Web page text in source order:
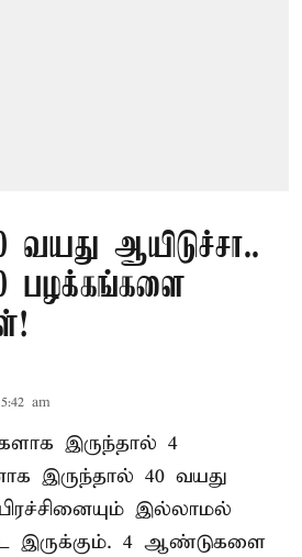
வயது ஆயிடுச்சா..
பழக்கங்களை
am
இருந்தால் 4
இருந்தால் 40 வயது
இல்லாமல்
இருக்கும். 4 ஆண்டுகளை